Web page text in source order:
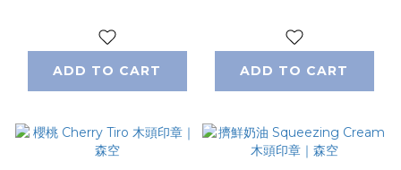
ADD TO CART ADD TO CART